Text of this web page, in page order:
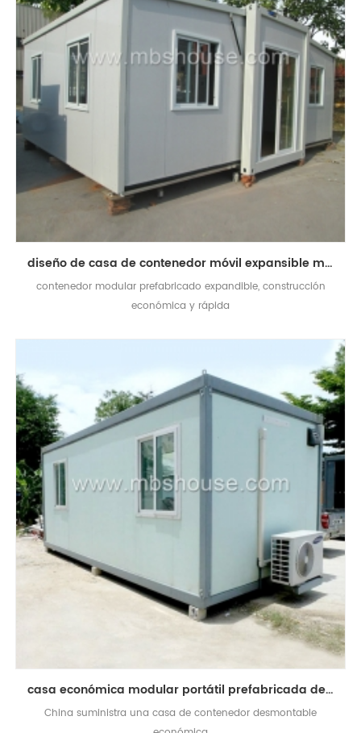
diseño de casa de contenedor móvil expansible modular de cabina de casa móvil
contenedor modular prefabricado expandible, construcción
económica y rápida
casa económica modular portátil prefabricada del hogar desmontable del envase
China suministra una casa de contenedor desmontable